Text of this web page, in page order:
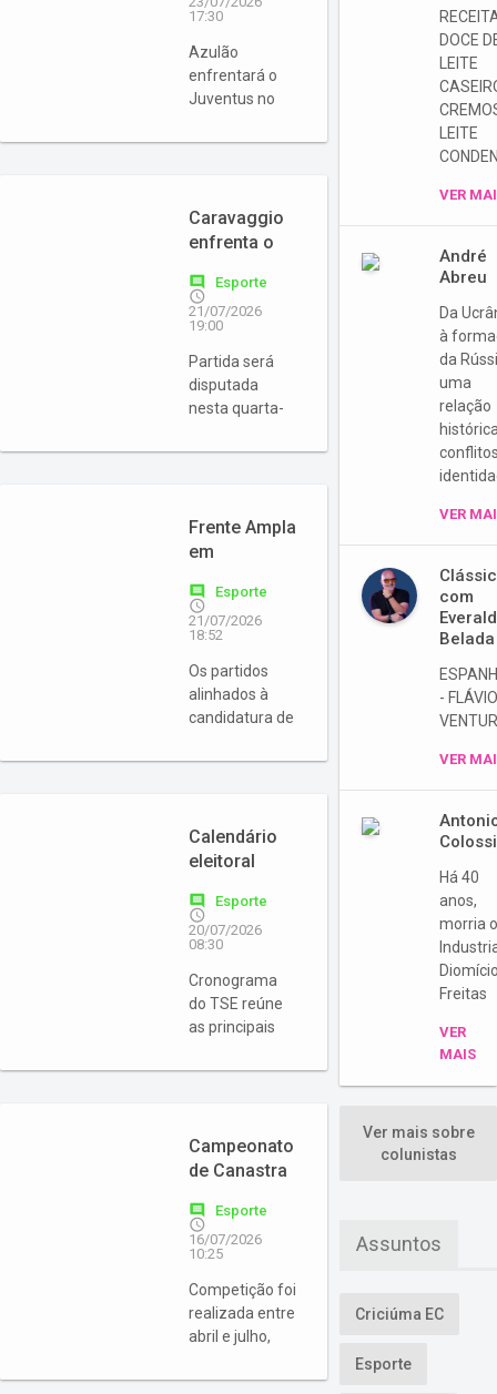
jogo da
17:30
Azulão
enfrentará o
Juventus no
no Estádio da
Caravaggio
enfrenta o
pela Série B
do
comment Esporte
access_time
21/07/2026
19:00
Partida será
disputada
nesta quarta-
Tubarão
Frente Ampla
em
comment Esporte
access_time
21/07/2026
18:52
Os partidos
alinhados à
candidatura de
ao governo do
seus
candidatos
feira
Calendário
eleitoral
fase
decisiva
comment Esporte
access_time
20/07/2026
08:30
Cronograma
do TSE reúne
as principais
conduzirão a
eleições gerais.
Campeonato
de Canastra
do
Mampituba
duplas e
encerra
edição com
comment Esporte
access_time
16/07/2026
10:25
Competição foi
realizada entre
abril e julho,
quatro
DOCE
LEITE
LEITE
VER
André
Abreu
Da
à
da
uma
relação
VER
com
Belada
-
VER
Colossi
Há 40
anos,
morria
Freitas
VER
MAIS
Ver mais sobre
colunistas
Assuntos
Criciúma EC
Esporte